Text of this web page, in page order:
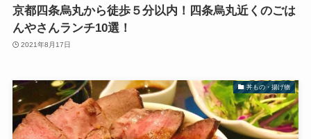
京都四条烏丸から徒歩５分以内！四条烏丸近くのごは
んやさんランチ10選！
2021年8月17日
丼もの・揚げ物